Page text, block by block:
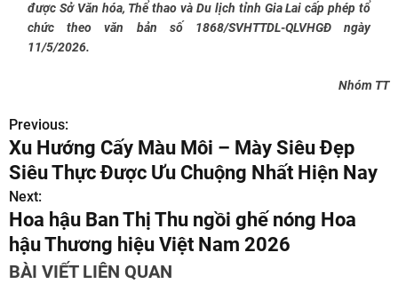
được Sở Văn hóa, Thể thao và Du lịch tỉnh Gia Lai cấp phép tổ
chức theo văn bản số 1868/SVHTTDL-QLVHGĐ ngày
11/5/2026.
Nhóm TT
Đ
i
ề
u
h
Previous:
Xu Hướng Cấy Màu Môi – Mày Siêu Đẹp
Siêu Thực Được Ưu Chuộng Nhất Hiện Nay
Next:
Hoa hậu Ban Thị Thu ngồi ghế nóng Hoa
hậu Thương hiệu Việt Nam 2026
BÀI VIẾT LIÊN QUAN